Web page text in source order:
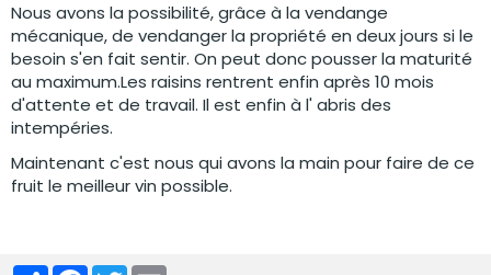
Nous avons la possibilité, grâce à la vendange
mécanique, de vendanger la propriété en deux jours si le
besoin s'en fait sentir. On peut donc pousser la maturité
au maximum.Les raisins rentrent enfin après 10 mois
d'attente et de travail. Il est enfin à l' abris des
intempéries.
Maintenant c'est nous qui avons la main pour faire de ce
fruit le meilleur vin possible.